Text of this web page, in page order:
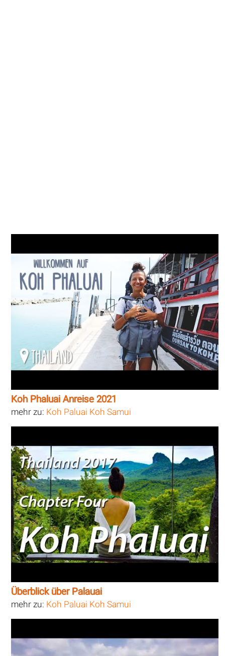
Koh Phaluai Anreise 2021
mehr zu: Koh Paluai Koh Samui
Überblick über Palauai
mehr zu: Koh Paluai Koh Samui